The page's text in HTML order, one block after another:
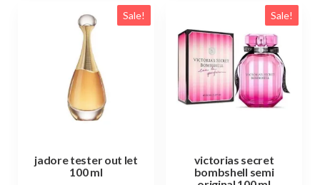
Sale!
jadore tester out let
100 ml
Sale!
victorias secret
bombshell semi